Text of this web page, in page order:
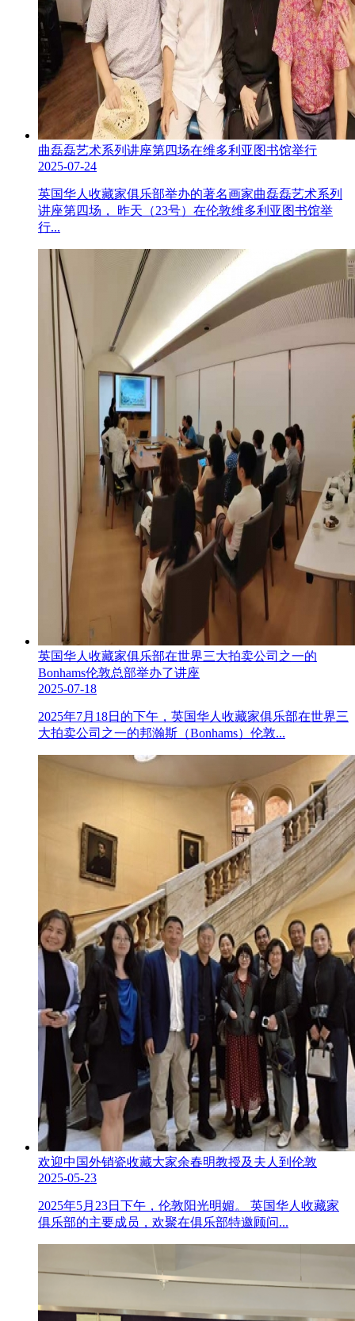
曲磊磊艺术系列讲座第四场在维多利亚图书馆举行
2025-07-24
英国华人收藏家俱乐部举办的著名画家曲磊磊艺术系列
讲座第四场， 昨天（23号）在伦敦维多利亚图书馆举
行...
英国华人收藏家俱乐部在世界三大拍卖公司之一的
Bonhams伦敦总部举办了讲座
2025-07-18
2025年7月18日的下午，英国华人收藏家俱乐部在世界三
大拍卖公司之一的邦瀚斯（Bonhams）伦敦...
欢迎中国外销瓷收藏大家余春明教授及夫人到伦敦
2025-05-23
2025年5月23日下午，伦敦阳光明媚。 英国华人收藏家
俱乐部的主要成员，欢聚在俱乐部特邀顾问...